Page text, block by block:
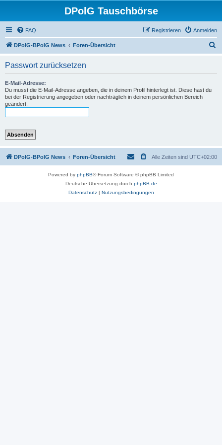
DPolG Tauschbörse
FAQ Anmelden
Registrieren
DPolG-BPolG News Foren-Übersicht
Passwort zurücksetzen
E-Mail-Adresse:
Du musst die E-Mail-Adresse angeben, die in deinem Profil hinterlegt ist. Diese hast du
bei der Registrierung angegeben oder nachträglich in deinem persönlichen Bereich
geändert.
DPolG-BPolG News Foren-Übersicht Alle Zeiten sind UTC+02:00
Powered by phpBB® Forum Software © phpBB Limited
Deutsche Übersetzung durch phpBB.de
Datenschutz| Nutzungsbedingungen